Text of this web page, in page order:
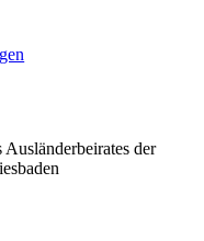
der